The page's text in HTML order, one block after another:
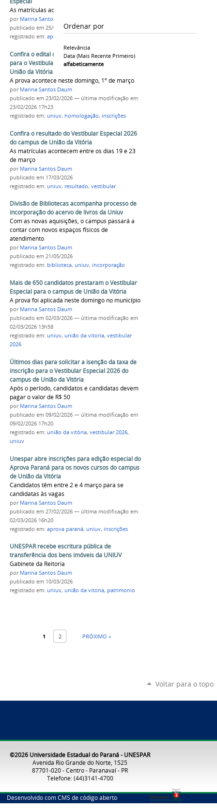
Ordenar por
Relevância
Data (mais Recente Primeiro)
alfabeticamente
As matrículas acontecem até dia 27 de março
por Marina Santos Daum
publicado em 25/03/2026
registrado em: aprova paraná
Confira o edital de homologação das inscrições
para o Vestibular Especial 2026 do campus de
União da Vitória
A prova acontece neste domingo, 1º de março
por Marina Santos Daum
publicado em 23/02/2026 — última modificação em
23/02/2026 17h23
registrado em: uniuv, homologação, inscrições
Confira o resultado do Vestibular Especial 2026
do campus de União da Vitória
As matrículas acontecem entre os dias 19 e 23
de março
por Marina Santos Daum
publicado em 17/03/2026
registrado em: uniuv, resultado, vestibular
Divisão de Bibliotecas acompanha processo de
incorporação do acervo de livros da Uniuv
Com as novas aquisições, o campus passará a
contar com novos espaços físicos de
atendimento
por Marina Santos Daum
publicado em 21/05/2026
registrado em: biblioteca, uniuv, incorporação
Mais de 650 candidatos prestaram o Vestibular
Especial para o campus de União da Vitória
A prova foi aplicada neste domingo no município
por Marina Santos Daum
publicado em 02/03/2026 — última modificação em
02/03/2026 13h58
registrado em: uniuv, união da vitoria, vestibular
2026
Últimos dias para solicitar a isenção da taxa de
inscrição para o Vestibular Especial 2026 do
campus de União da Vitória
Após o período, candidatos e candidatas devem
pagar o valor de R$ 50
por Marina Santos Daum
publicado em 09/02/2026 — última modificação em
09/02/2026 17h20
registrado em: união da vitória, vestibular 2026,
uniuv
Unespar abre inscrições para edição especial do
Aprova Paraná para os novos cursos do campus
de União da Vitória
Candidatos têm entre 2 e 4 março para se
candidatas às vagas
por Marina Santos Daum
publicado em 27/02/2026 — última modificação em
02/03/2026 16h20
registrado em: aprova paraná, uniuv, inscrições
UNESPAR recebe escritura pública de
transferência dos bens imóveis da UNIUV
Gabinete da Reitoria
por Marina Santos Daum
publicado em 10/03/2026
registrado em: uniuv, união da vitoria, patrimonio
1 2 PRÓXIMO »
Voltar para o topo
©2026 Universidade Estadual do Paraná - UNESPAR
Avenida Rio Grande do Norte, 1525
87701-020 - Centro - Paranavaí - PR
Telefone: (44)3141-4700
Desenvolvido com CMS de código aberto